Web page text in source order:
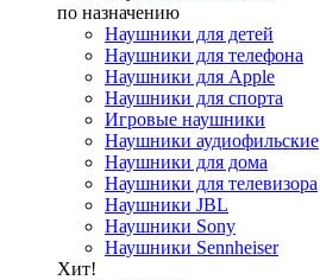
по назначению
Наушники для детей
Наушники для телефона
Наушники для Apple
Наушники для спорта
Игровые наушники
Наушники аудиофильские
Наушники для дома
Наушники для телевизора
Наушники JBL
Наушники Sony
Наушники Sennheiser
Хит!